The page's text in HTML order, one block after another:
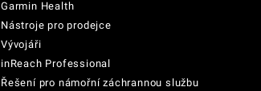
Garmin Health
Nástroje pro prodejce
Vývojáři
inReach Professional
Řešení pro námořní záchrannou službu